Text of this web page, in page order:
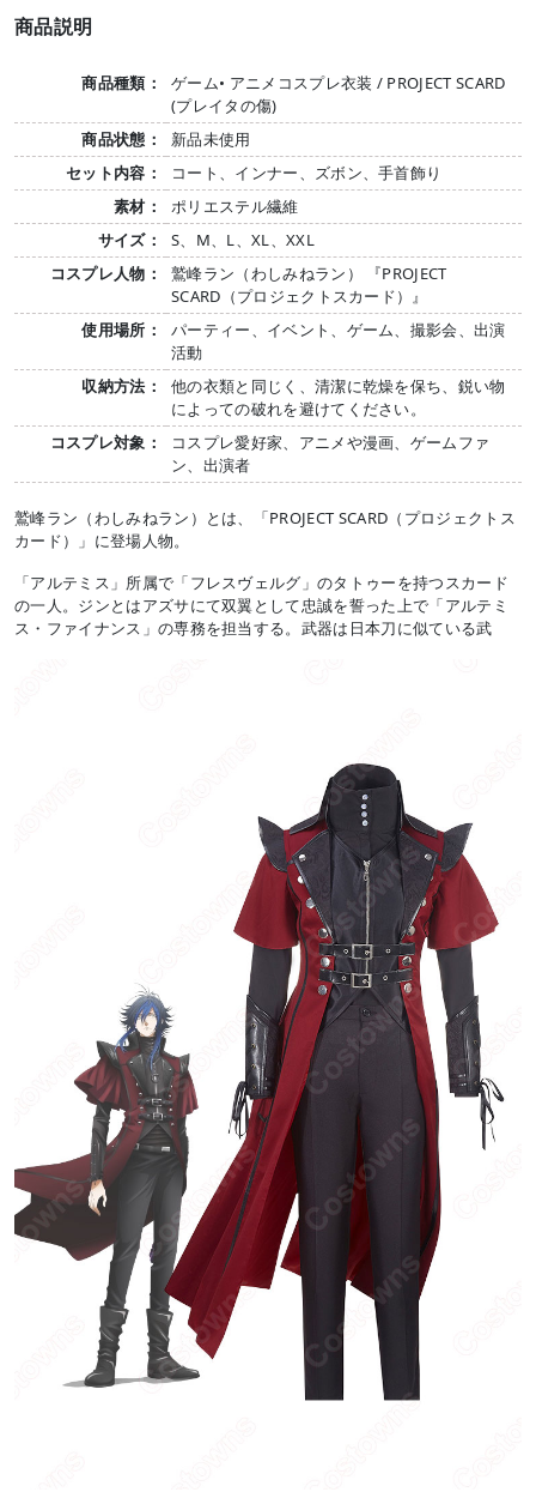
商品説明
商品種類：
ゲーム• アニメコスプレ衣装 / PROJECT SCARD
(プレイタの傷)
商品状態：
新品未使用
セット内容：
コート、インナー、ズボン、手首飾り
素材：
ポリエステル繊維
サイズ：
S、M、L、XL、XXL
コスプレ人物：
鷲峰ラン（わしみねラン） 『PROJECT
SCARD（プロジェクトスカード）』
使用場所：
パーティー、イベント、ゲーム、撮影会、出演
活動
収納方法：
他の衣類と同じく、清潔に乾燥を保ち、鋭い物
によっての破れを避けてください。
コスプレ対象：
コスプレ愛好家、アニメや漫画、ゲームファ
ン、出演者
鷲峰ラン（わしみねラン）とは、「PROJECT SCARD（プロジェクトス
カード）」に登場人物。
「アルテミス」所属で「フレスヴェルグ」のタトゥーを持つスカード
の一人。ジンとはアズサにて双翼として忠誠を誓った上で「アルテミ
ス・ファイナンス」の専務を担当する。武器は日本刀に似ている武